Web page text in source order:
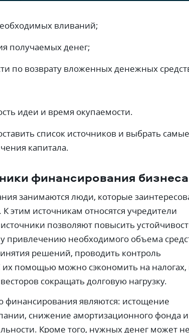
вливаний;
получаемых денег;
по возврату вложенных денежных
идеи и время окупаемости.
список источников и выбрать самые
капитала.
финансирования бизнеса
занимаются люди, которые
этим источникам относятся учредители
позволяют повысить
привлечению необходимого объема
решений, проводить контроль
помощью можно сэкономить на налогах,
сокращать долговую нагрузку.
финансирования являются: истощение
снижение амортизационного фонда и
Кроме того, нужных денег может не